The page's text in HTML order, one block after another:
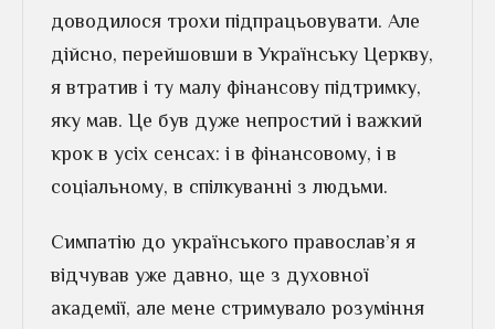
доводилося трохи підпрацьовувати. Але
дійсно, перейшовши в Українську Церкву,
я втратив і ту малу фінансову підтримку,
яку мав. Це був дуже непростий і важкий
крок в усіх сенсах: і в фінансовому, і в
соціальному, в спілкуванні з людьми.
Симпатію до українського православ’я я
відчував уже давно, ще з духовної
академії, але мене стримувало розуміння